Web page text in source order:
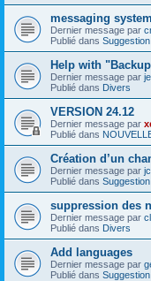
messaging system
Dernier message par
Publié dans
Help with
Dernier message par
Publié dans Divers
VERSION 24.12
Dernier message par
Publié dans
Création d’un
Dernier message par
Publié dans
suppression des
Dernier message par
Publié dans Divers
Add languages
Dernier message par
Publié dans